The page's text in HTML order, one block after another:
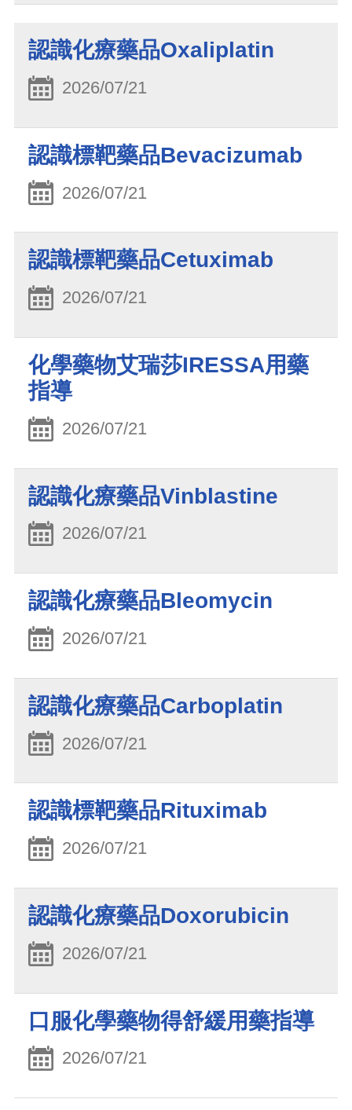
認識化療藥品Oxaliplatin
2026/07/21
認識標靶藥品Bevacizumab
2026/07/21
認識標靶藥品Cetuximab
2026/07/21
化學藥物艾瑞莎IRESSA用藥
指導
2026/07/21
認識化療藥品Vinblastine
2026/07/21
認識化療藥品Bleomycin
2026/07/21
認識化療藥品Carboplatin
2026/07/21
認識標靶藥品Rituximab
2026/07/21
認識化療藥品Doxorubicin
2026/07/21
口服化學藥物得舒緩用藥指導
2026/07/21